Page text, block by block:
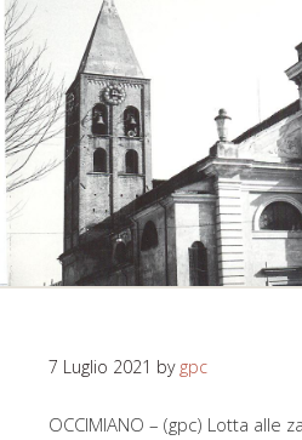
7 Luglio 2021 by gpc
OCCIMIANO – (gpc) Lotta alle